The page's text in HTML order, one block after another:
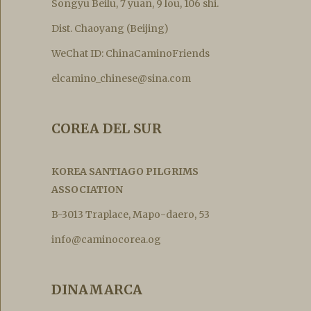
Songyu Beilu, 7 yuan, 9 lou, 106 shi.
Dist. Chaoyang (Beijing)
WeChat ID: ChinaCaminoFriends
elcamino_chinese@sina.com
COREA DEL SUR
KOREA SANTIAGO PILGRIMS
ASSOCIATION
B-3013 Traplace, Mapo-daero, 53
info@caminocorea.og
DINAMARCA